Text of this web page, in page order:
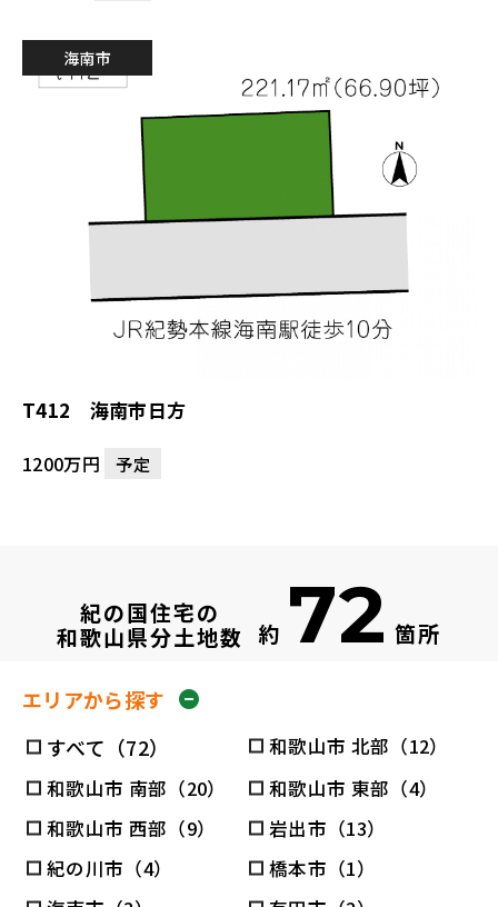
海南市
T412 海南市日方
1200万円 予定
紀の国住宅の
和歌山県分土地数 約 72 箇所
エリアから探す
すべて（72）
和歌山市 北部（12）
和歌山市 南部（20）
和歌山市 東部（4）
和歌山市 西部（9）
岩出市（13）
紀の川市（4）
橋本市（1）